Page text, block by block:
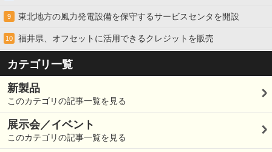
9 東北地方の風力発電設備を保守するサービスセンタを開設
10 福井県、オフセットに活用できるクレジットを販売
カテゴリ一覧
新製品
このカテゴリの記事一覧を見る
展示会／イベント
このカテゴリの記事一覧を見る